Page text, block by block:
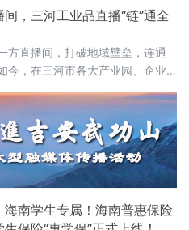
临空经济区（廊坊）紧扣“三区”建
大兴机场世界级航空枢纽优势，
商务交往与文化交流功能，全力
国门”，打造京津冀协同发展的重要
往中心功能承载区的定位愈发清
厚重。
，三河工业品直播“链”通全
方直播间，打破地域壁垒，连通
今，在三河市各大产业园、企业
居制造到精密工业制冷，从越野
端装备制造，越来越多三河传统
线下经销、上门拓客的固有模
为新赛道，让车间变镜头、产品
通全国。
海南学生专属！海南普惠保险